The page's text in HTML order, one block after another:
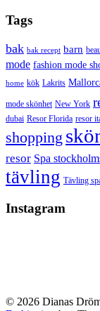
Tags
bak bak recept barn
mode fashion mode
home kök Lakrits
mode skönhet New York
dubai Resor Florida resor
shopping
resor Spa
tävling Tävling
Instagram
© 2026 Dianas